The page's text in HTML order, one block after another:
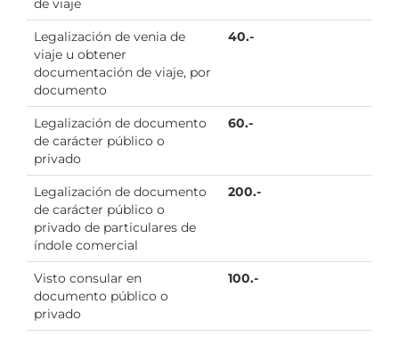
de viaje
Legalización de venia de
viaje u obtener
documentación de viaje, por
documento
40.-
Legalización de documento
de carácter público o
privado
60.-
Legalización de documento
de carácter público o
privado de particulares de
índole comercial
200.-
Visto consular en
documento público o
privado
100.-